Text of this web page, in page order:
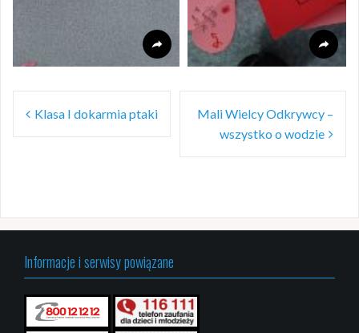
Nawigacja
wpisu
Klasa I dokarmia ptaki
Mali Wielcy Odkrywcy –
wszystko o wodzie
Informacje i serwisy powiązane